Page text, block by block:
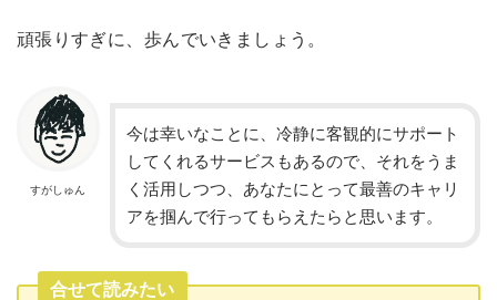
頑張りすぎに、歩んでいきましょう。
すがしゅん
今は幸いなことに、冷静に客観的にサポート
してくれるサービスもあるので、それをうま
く活用しつつ、あなたにとって最善のキャリ
アを掴んで行ってもらえたらと思います。
合せて読みたい